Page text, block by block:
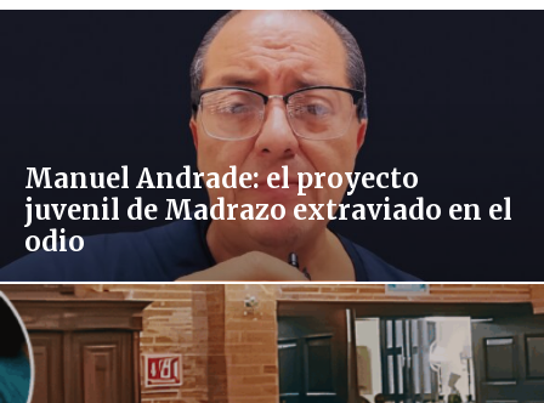
Manuel Andrade: el proyecto
juvenil de Madrazo extraviado en el
odio